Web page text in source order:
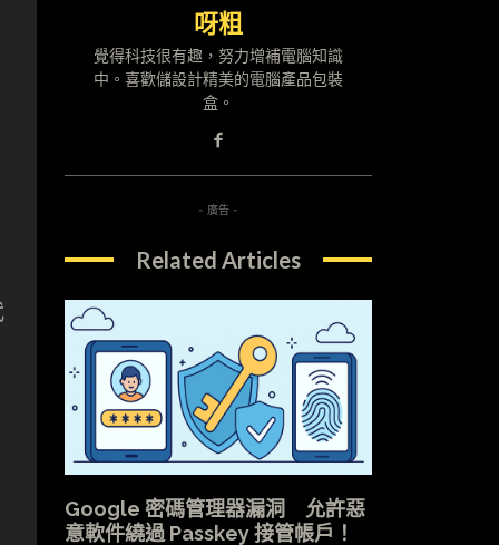
呀粗
覺得科技很有趣，努力增補電腦知識
中。喜歡儲設計精美的電腦產品包裝
盒。
- 廣告 -
Related Articles
Google 密碼管理器漏洞 允許惡
意軟件繞過 Passkey 接管帳戶！